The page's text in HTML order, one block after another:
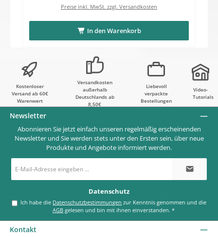
Preise inkl. MwSt. zzgl. Versandkosten
In den Warenkorb
Kostenloser
Versand ab 60€
Warenwert
Versandkosten
außerhalb
Deutschlands ab
8,50€
Liebevoll
verpackte
Bestellungen
Video-
Tutorials
Newsletter
Abonnieren Sie jetzt einfach unseren regelmäßig erscheinenden
Newsletter und Sie werden stets unter den Ersten sein, über neue
Produkte und Angebote informiert werden.
Mail-
*
Datenschutz
Ich habe die Datenschutzbestimmungen
AGB gelesen und bin mit ihnen einverstanden.*
Kontakt